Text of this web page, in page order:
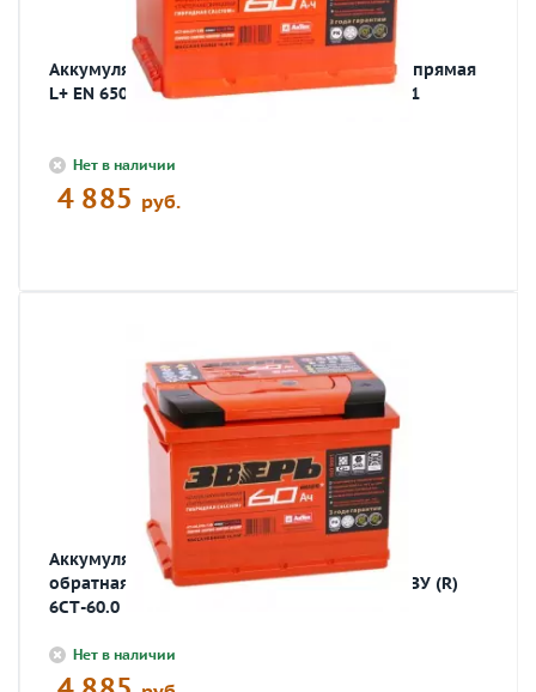
Аккумулятор автомобильный ЗВЕРЬ 60 Ач прямая
L+ EN 650A 242x175x190 6СТ-60 LЗУ 6СТ-60.1
Нет в наличии
4 885 руб.
Аккумулятор автомобильный ЗВЕРЬ 60 Ач
обратная R+ EN 650A 242x175x190 6СТ-60 LЗУ (R)
6СТ-60.0
Нет в наличии